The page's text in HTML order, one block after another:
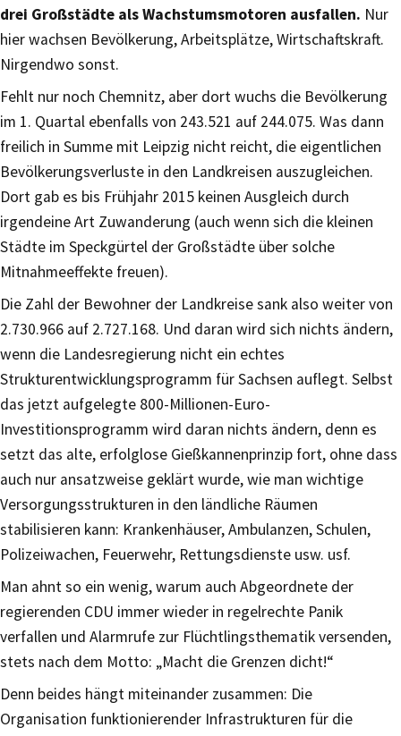
drei Großstädte als Wachstumsmotoren ausfallen. Nur
hier wachsen Bevölkerung, Arbeitsplätze, Wirtschaftskraft.
Nirgendwo sonst.
Fehlt nur noch Chemnitz, aber dort wuchs die Bevölkerung
im 1. Quartal ebenfalls von 243.521 auf 244.075. Was dann
freilich in Summe mit Leipzig nicht reicht, die eigentlichen
Bevölkerungsverluste in den Landkreisen auszugleichen.
Dort gab es bis Frühjahr 2015 keinen Ausgleich durch
irgendeine Art Zuwanderung (auch wenn sich die kleinen
Städte im Speckgürtel der Großstädte über solche
Mitnahmeeffekte freuen).
Die Zahl der Bewohner der Landkreise sank also weiter von
2.730.966 auf 2.727.168. Und daran wird sich nichts ändern,
wenn die Landesregierung nicht ein echtes
Strukturentwicklungsprogramm für Sachsen auflegt. Selbst
das jetzt aufgelegte 800-Millionen-Euro-
Investitionsprogramm wird daran nichts ändern, denn es
setzt das alte, erfolglose Gießkannenprinzip fort, ohne dass
auch nur ansatzweise geklärt wurde, wie man wichtige
Versorgungsstrukturen in den ländliche Räumen
stabilisieren kann: Krankenhäuser, Ambulanzen, Schulen,
Polizeiwachen, Feuerwehr, Rettungsdienste usw. usf.
Man ahnt so ein wenig, warum auch Abgeordnete der
regierenden CDU immer wieder in regelrechte Panik
verfallen und Alarmrufe zur Flüchtlingsthematik versenden,
stets nach dem Motto: „Macht die Grenzen dicht!“
Denn beides hängt miteinander zusammen: Die
Organisation funktionierender Infrastrukturen für die